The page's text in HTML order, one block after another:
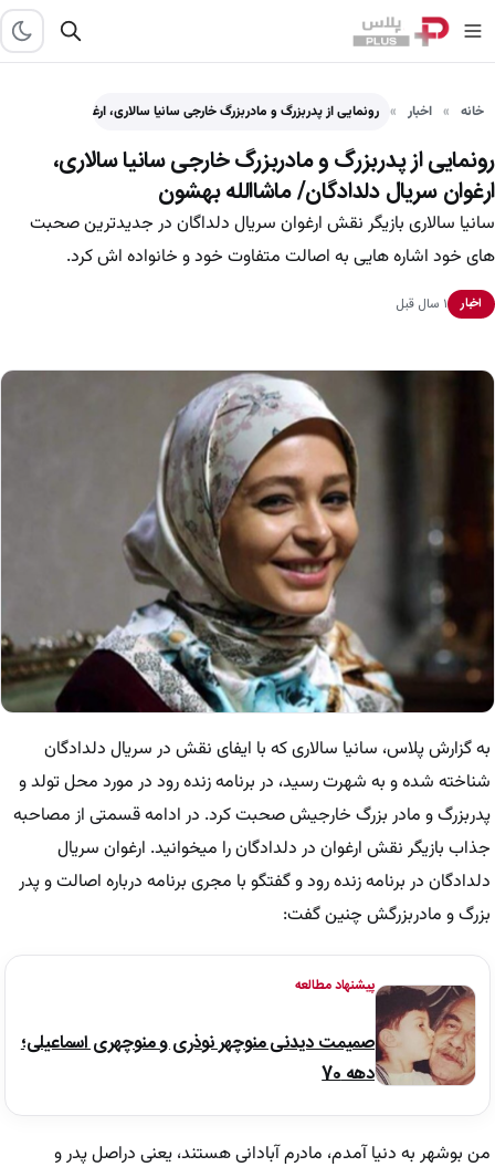
خانه اخبار رونمایی از پدربزرگ و مادربزرگ خارجی سانیا سالاری، ارغوان سریال…
رونمایی از پدربزرگ و مادربزرگ خارجی سانیا سالاری،
ارغوان سریال دلدادگان/ ماشاالله بهشون
سانیا سالاری بازیگر نقش ارغوان سریال دلداگان در جدیدترین صحبت
های خود اشاره هایی به اصالت متفاوت خود و خانواده اش کرد.
اخبار ۱ سال قبل
به گزارش پلاس، سانیا سالاری که با ایفای نقش در سریال دلدادگان
شناخته شده و به شهرت رسید، در برنامه زنده رود در مورد محل تولد و
پدربزرگ و مادر بزرگ خارجیش صحبت کرد. در ادامه قسمتی از مصاحبه
جذاب بازیگر نقش ارغوان در دلدادگان را میخوانید. ارغوان سریال
دلدادگان در برنامه زنده رود و گفتگو با مجری برنامه درباره اصالت و پدر
بزرگ و مادربزرگش چنین گفت:
پیشنهاد مطالعه
صمیمت دیدنی منوچهر نوذری و منوچهری اسماعیلی؛
دهه 70
من بوشهر به دنیا آمدم، مادرم آبادانی هستند، یعنی دراصل پدر و